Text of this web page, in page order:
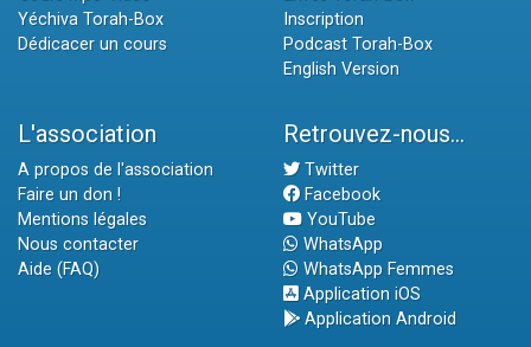
Yéchiva Torah-Box
Dédicacer un cours
Inscription
Podcast Torah-Box
English Version
L'association
A propos de l'association
Faire un don !
Mentions légales
Nous contacter
Aide (FAQ)
Retrouvez-nous...
Twitter
Facebook
YouTube
WhatsApp
WhatsApp Femmes
Application iOS
Application Android